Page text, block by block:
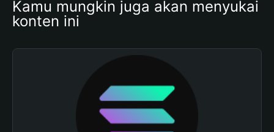
Kamu mungkin juga akan menyukai
konten ini